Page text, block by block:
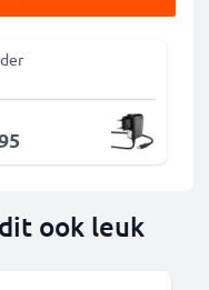
ook leuk